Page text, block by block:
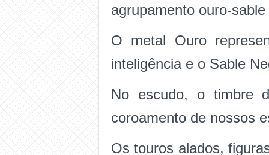
agrupamento ouro-
O metal Ouro
inteligência e o Sable
No escudo, o timbre
coroamento de nossos
Os touros alados,